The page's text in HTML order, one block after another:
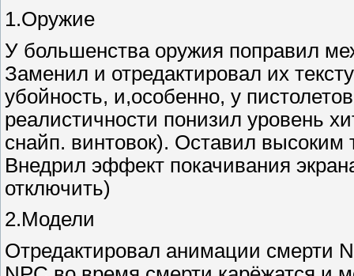
1.Оружие
У большенства оружия поправил
Заменил и отредактировал их
убойность, и,особенно, у
реалистичности понизил уровень
снайп. винтовок). Оставил высоким
Внедрил эффект покачивания
отключить)
2.Модели
Отредактировал анимации смерти